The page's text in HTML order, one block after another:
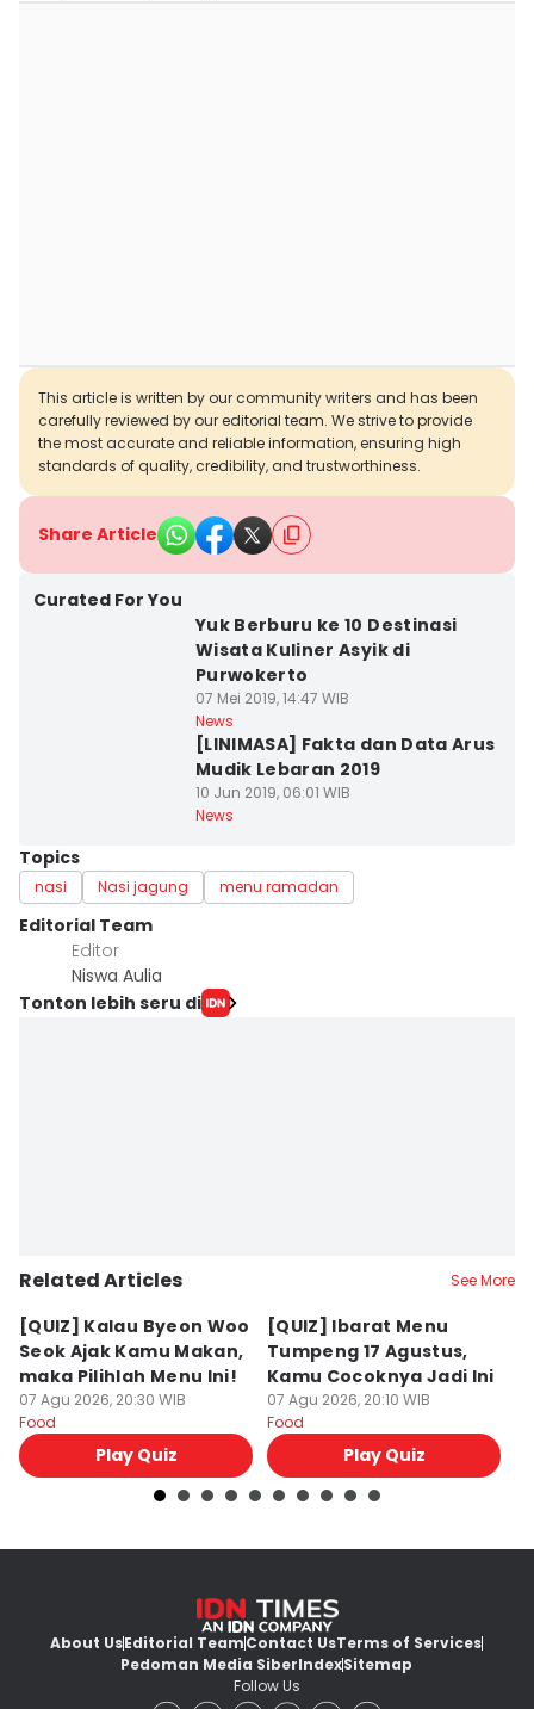
This article is written by our community writers and has been
carefully reviewed by our editorial team. We strive to provide
the most accurate and reliable information, ensuring high
standards of quality, credibility, and trustworthiness.
Share Article
Curated For You
Yuk Berburu ke 10 Destinasi
Wisata Kuliner Asyik di
Purwokerto
07 Mei 2019, 14:47 WIB
News
[LINIMASA] Fakta dan Data Arus
Mudik Lebaran 2019
10 Jun 2019, 06:01 WIB
News
Topics
nasi Nasi jagung menu ramadan
Editorial Team
Editor
Niswa Aulia
Tonton lebih seru di
Related Articles See More
[QUIZ] Kalau Byeon Woo
Seok Ajak Kamu Makan,
maka Pilihlah Menu Ini!
07 Agu 2026, 20:30 WIB
Food
Play Quiz
[QUIZ] Ibarat Menu
Tumpeng 17 Agustus,
Kamu Cocoknya Jadi Ini
07 Agu 2026, 20:10 WIB
Food
Play Quiz
About UsEditorial TeamContact UsTerms of Services
Pedoman Media SiberIndexSitemap
Follow Us